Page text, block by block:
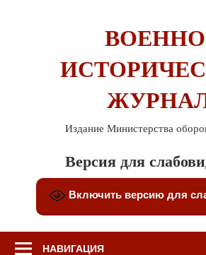
Издание Министерства
Версия для
Включить версию для
НАВИГАЦИЯ